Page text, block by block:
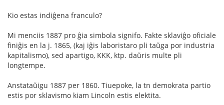
Kio estas indiĝena franculo?
Mi menciis 1887 pro ĝia simbola signifo. Fakte sklaviĝo oficiale
finiĝis en la j. 1865, (kaj iĝis laboristaro pli taŭga por industria
kapitalismo), sed apartigo, KKK, ktp. daŭris multe pli
longtempe.
Anstataŭigu 1887 per 1860. Tiuepoke, la tn demokrata partio
estis por sklavismo kiam Lincoln estis elektita.